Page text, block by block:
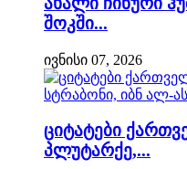
შოკში...
ივნისი 07, 2026
ციტატები
პლუტარქე,...